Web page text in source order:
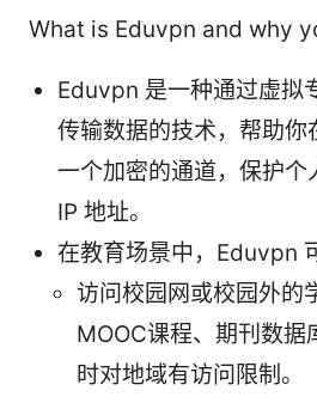
What is Eduvpn and why
Eduvpn 是一种通过虚拟
传输数据的技术，帮助你
一个加密的通道，保护个
IP 地址。
在教育场景中，Eduvpn
访问校园网或校园外的
MOOC课程、期刊数据
时对地域有访问限制。